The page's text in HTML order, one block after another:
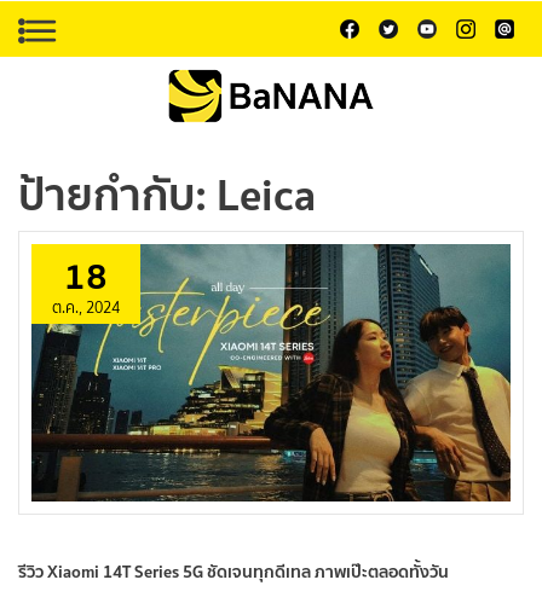
ป้ายกำกับ: Leica
18
ต.ค., 2024
รีวิว Xiaomi 14T Series 5G ชัดเจนทุกดีเทล ภาพเป๊ะตลอดทั้งวัน